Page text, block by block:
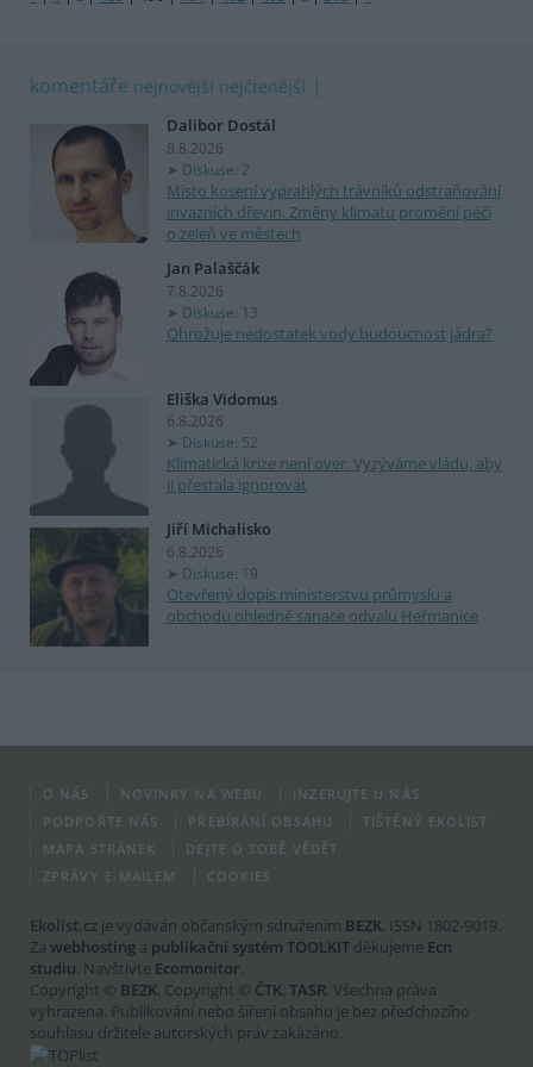
komentáře nejnovější nejčtenější
Dalibor Dostál
8.8.2026
Diskuse: 2
Místo kosení vyprahlých trávníků odstraňování
invazních dřevin. Změny klimatu promění péči
o zeleň ve městech
Jan Palaščák
7.8.2026
Diskuse: 13
Ohrožuje nedostatek vody budoucnost jádra?
Eliška Vidomus
6.8.2026
Diskuse: 52
Klimatická krize není over. Vyzýváme vládu, aby
ji přestala ignorovat
Jiří Michalisko
6.8.2026
Diskuse: 19
Otevřený dopis ministerstvu průmyslu a
obchodu ohledně sanace odvalu Heřmanice
O NÁS NOVINKY NA WEBU
INZERUJTE U NÁS
PODPOŘTE NÁS
PŘEBÍRÁNÍ OBSAHU
TIŠTĚNÝ EKOLIST
MAPA STRÁNEK
DEJTE O SOBĚ VĚDĚT
ZPRÁVY E-MAILEM
COOKIES
Ekolist.cz je vydáván občanským sdružením BEZK . ISSN 1802-9019.
Za webhosting a publikační systém TOOLKIT děkujeme Ecn
studiu . Navštivte Ecomonitor
Copyright © BEZK . Copyright © ČTK, TASR . Všechna práva
vyhrazena. Publikování nebo šíření obsahu je bez předchozího
souhlasu držitele autorských práv zakázáno.